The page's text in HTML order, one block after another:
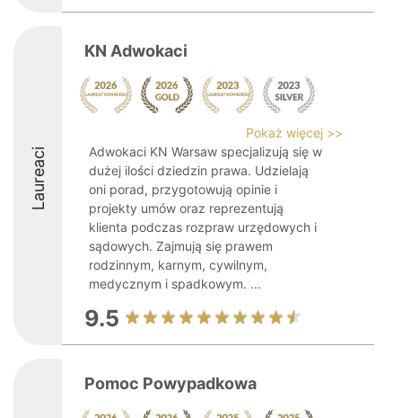
Laureaci
KN Adwokaci
Pokaż więcej >>
Adwokaci KN Warsaw specjalizują się w
dużej ilości dziedzin prawa. Udzielają
oni porad, przygotowują opinie i
projekty umów oraz reprezentują
klienta podczas rozpraw urzędowych i
sądowych. Zajmują się prawem
rodzinnym, karnym, cywilnym,
medycznym i spadkowym. ...
9.5
Pomoc Powypadkowa